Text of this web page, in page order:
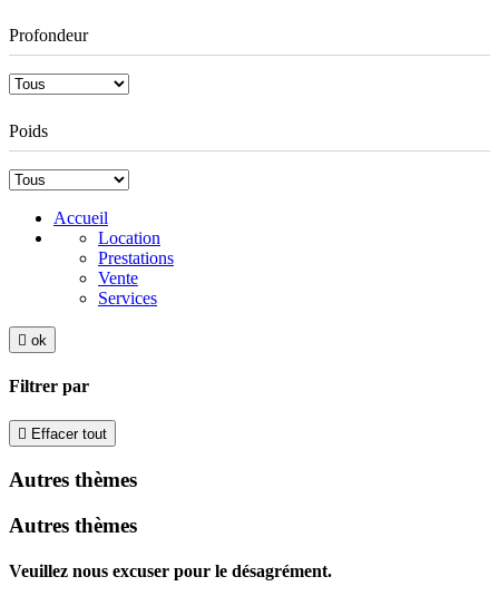
Profondeur
Poids
Accueil
Location
Prestations
Vente
Services
 ok
Filtrer par
 Effacer tout
Autres thèmes
Autres thèmes
Veuillez nous excuser pour le désagrément.